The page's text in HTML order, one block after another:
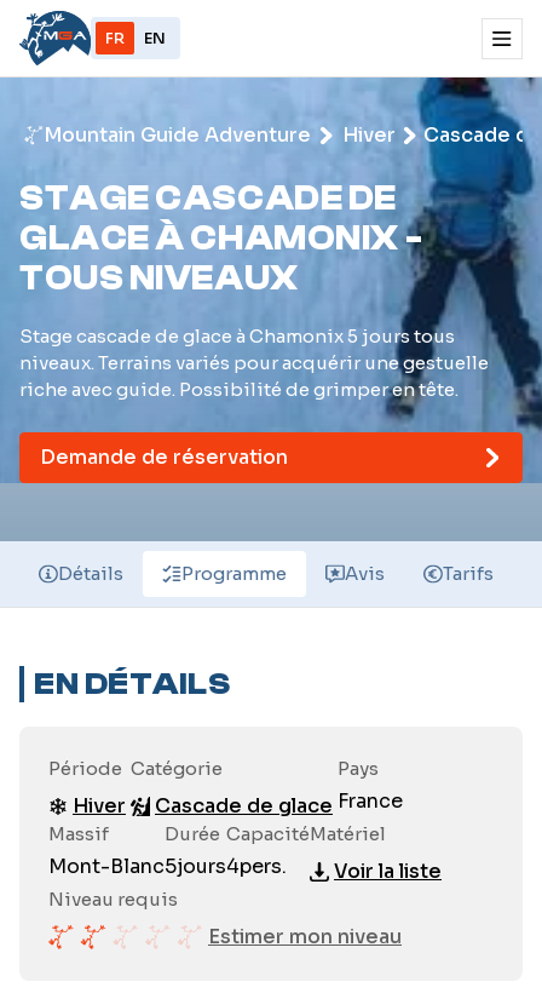
FR EN
Mountain Guide Adventure Hiver Cascade
STAGE CASCADE DE
GLACE À CHAMONIX -
TOUS NIVEAUX
Stage cascade de glace à Chamonix 5 jours tous
niveaux. Terrains variés pour acquérir une gestuelle
riche avec guide. Possibilité de grimper en tête.
Demande de réservation
Détails Programme Avis Tarifs
EN DÉTAILS
Période
Hiver
Catégorie
Cascade de glace
Pays
France
Massif
Mont-Blanc
Durée
5jours
Capacité
4pers.
Matériel
Voir la liste
Niveau requis
Estimer mon niveau